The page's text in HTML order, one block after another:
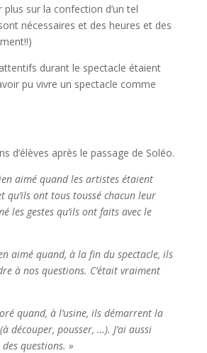
plus sur la confection d’un tel
nécessaires et des heures et des
durant le spectacle étaient
pu vivre un spectacle comme
d’élèves après le passage de Soléo.
aimé quand les artistes étaient
qu’ils ont tous toussé chacun leur
les gestes qu’ils ont faits avec le
aimé quand, à la fin du spectacle, ils
à nos questions. C’était vraiment
quand, à l’usine, ils démarrent la
découper, pousser, …). J’ai aussi
questions. »